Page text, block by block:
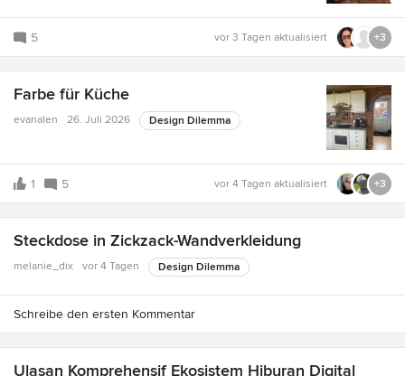
5 vor 3 Tagen aktualisiert +3
Farbe für Küche
evanalen 26. Juli 2026 Design Dilemma
1 5 vor 4 Tagen aktualisiert +3
Steckdose in Zickzack-Wandverkleidung
melanie_dix vor 4 Tagen Design Dilemma
Schreibe den ersten Kommentar
Ulasan Komprehensif Ekosistem Hiburan Digital